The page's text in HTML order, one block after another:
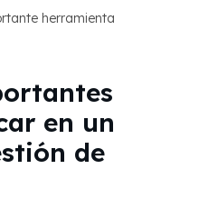
herramienta
en un
de